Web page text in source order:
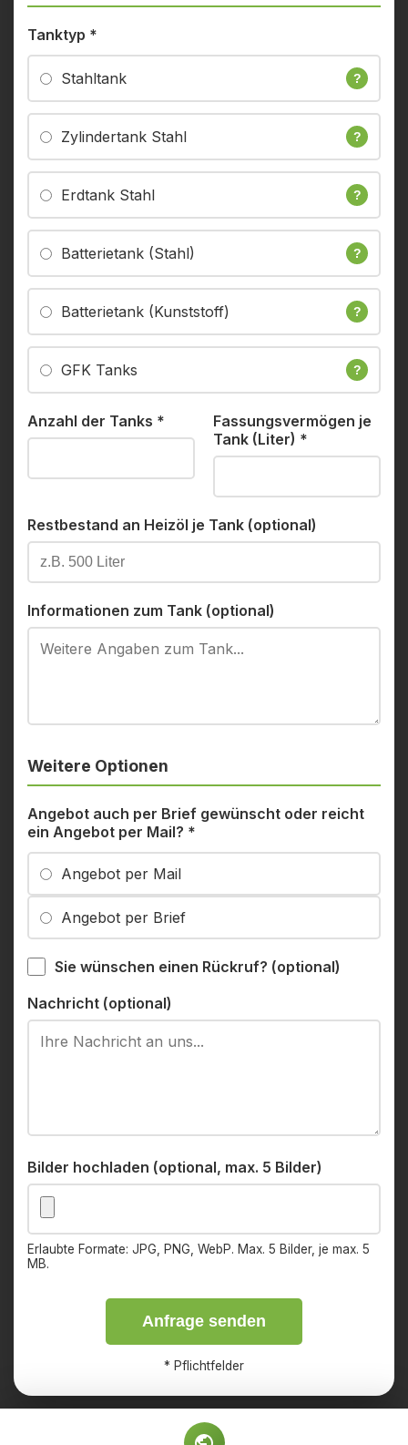
Tanktyp *
Stahltank ?
Zylindertank Stahl ?
Erdtank Stahl ?
Batterietank (Stahl) ?
Batterietank (Kunststoff) ?
GFK Tanks ?
Anzahl der Tanks *
Fassungsvermögen je
Tank (Liter) *
Restbestand an Heizöl je Tank (optional)
Informationen zum Tank (optional)
Weitere Optionen
Angebot auch per Brief gewünscht oder reicht
ein Angebot per Mail? *
Angebot per Mail
Angebot per Brief
Sie wünschen einen Rückruf? (optional)
Nachricht (optional)
Bilder hochladen (optional, max. 5 Bilder)
Erlaubte Formate: JPG, PNG, WebP. Max. 5 Bilder, je max. 5
MB.
Anfrage senden
* Pflichtfelder